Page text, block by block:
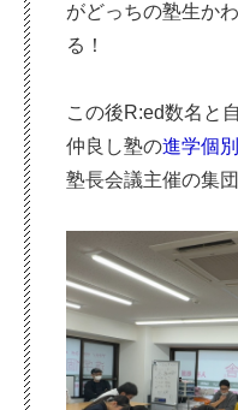
がどっちの塾生か
る！
この後R:ed数名と
仲良し塾の進学個
塾長会議主催の集